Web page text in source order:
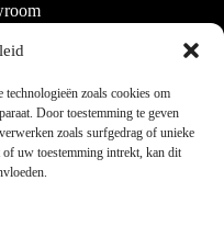
technologieën zoals cookies om
Door toestemming te geven
zoals surfgedrag of unieke
of uw toestemming intrekt, kan dit
- 18:00
blocksy - Made by